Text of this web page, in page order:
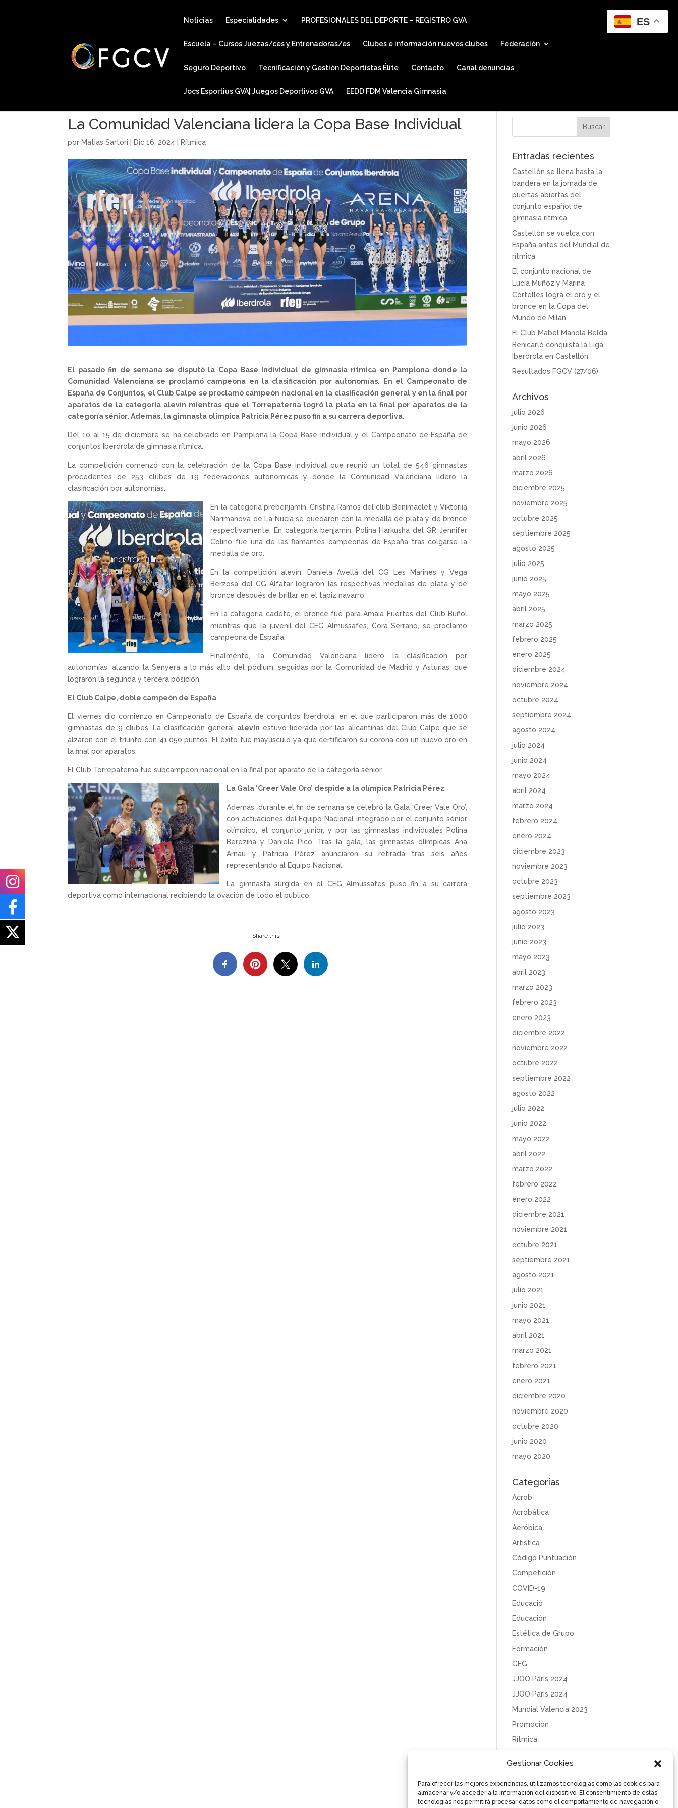
Gestionar Cookies
Para ofrecer las mejores experiencias, utilizamos tecnologías como las cookies para
almacenar y/o acceder a la información del dispositivo. El consentimiento de estas
tecnologías nos permitirá procesar datos como el comportamiento de navegación o
Noticias Especialidades PROFESIONALES DEL DEPORTE – REGISTRO GVA
Escuela – Cursos Juezas/ces y Entrenadoras/es Clubes e información nuevos clubes Federación
Seguro Deportivo Tecnificación y Gestión Deportistas Élite Contacto Canal denuncias
Jocs Esportius GVA| Juegos Deportivos GVA EEDD FDM Valencia Gimnasia
La Comunidad Valenciana lidera la Copa Base Individual
por Matias Sartori Dic 16, 2024 Rítmica
El pasado fin de semana se disputó la Copa Base Individual de gimnasia rítmica en Pamplona donde la
Comunidad Valenciana se proclamó campeona en la clasificación por autonomías. En el Campeonato de
España de Conjuntos, el Club Calpe se proclamó campeón nacional en la clasificación general y en la final por
aparatos de la categoría alevín mientras que el Torrepaterna logró la plata en la final por aparatos de la
categoría sénior. Además, la gimnasta olímpica Patricia Pérez puso fin a su carrera deportiva.
Del 10 al 15 de diciembre se ha celebrado en Pamplona la Copa Base individual y el Campeonato de España de
conjuntos Iberdrola de gimnasia rítmica.
La competición comenzó con la celebración de la Copa Base individual que reunió un total de 546 gimnastas
procedentes de 253 clubes de 19 federaciones autonómicas y donde la Comunidad Valenciana lideró la
clasificación por autonomías.
En la categoría prebenjamín, Cristina Ramos del club Benimaclet y Viktoriia
Narimanova de La Nucia se quedaron con la medalla de plata y de bronce
respectivamente. En categoría benjamín, Polina Harkusha del GR Jennifer
Colino fue una de las flamantes campeonas de España tras colgarse la
medalla de oro.
En la competición alevín, Daniela Avellá del CG Les Marines y Vega
Berzosa del CG Alfafar lograron las respectivas medallas de plata y de
bronce después de brillar en el tapiz navarro.
En la categoría cadete, el bronce fue para Amaia Fuertes del Club Buñol
mientras que la juvenil del CEG Almussafes, Cora Serrano, se proclamó
campeona de España.
Finalmente, la Comunidad Valenciana lideró la clasificación por
autonomías, alzando la Senyera a lo más alto del pódium, seguidas por la Comunidad de Madrid y Asturias, que
lograron la segunda y tercera posición.
El Club Calpe, doble campeón de España
El viernes dio comienzo en Campeonato de España de conjuntos Iberdrola, en el que participaron más de 1000
gimnastas de 9 clubes. La clasificación general alevín estuvo liderada por las alicantinas del Club Calpe que se
alzaron con el triunfo con 41.050 puntos. El éxito fue mayúsculo ya que certificaron su corona con un nuevo oro en
la final por aparatos.
El Club Torrepaterna fue subcampeón nacional en la final por aparato de la categoría sénior.
La Gala ‘Creer Vale Oro’ despide a la olímpica Patricia Pérez
Además, durante el fin de semana se celebró la Gala ‘Creer Vale Oro’,
con actuaciones del Equipo Nacional integrado por el conjunto sénior
olímpico, el conjunto júnior, y por las gimnastas individuales Polina
Berezina y Daniela Picó. Tras la gala, las gimnastas olímpicas Ana
Arnau y Patricia Pérez anunciaron su retirada tras seis años
representando al Equipo Nacional.
La gimnasta surgida en el CEG Almussafes puso fin a su carrera
deportiva como internacional recibiendo la ovación de todo el público.
Share this…
Entradas recientes
Castellón se llena hasta la
bandera en la jornada de
puertas abiertas del
conjunto español de
gimnasia rítmica
Castellón se vuelca con
España antes del Mundial de
rítmica
El conjunto nacional de
Lucía Muñoz y Marina
Cortelles logra el oro y el
bronce en la Copa del
Mundo de Milán
El Club Mabel Manola Belda
Benicarló conquista la Liga
Iberdrola en Castellón
Resultados FGCV (27/06)
Archivos
julio 2026
junio 2026
mayo 2026
abril 2026
marzo 2026
diciembre 2025
noviembre 2025
octubre 2025
septiembre 2025
agosto 2025
julio 2025
junio 2025
mayo 2025
abril 2025
marzo 2025
febrero 2025
enero 2025
diciembre 2024
noviembre 2024
octubre 2024
septiembre 2024
agosto 2024
julio 2024
junio 2024
mayo 2024
abril 2024
marzo 2024
febrero 2024
enero 2024
diciembre 2023
noviembre 2023
octubre 2023
septiembre 2023
agosto 2023
julio 2023
junio 2023
mayo 2023
abril 2023
marzo 2023
febrero 2023
enero 2023
diciembre 2022
noviembre 2022
octubre 2022
septiembre 2022
agosto 2022
julio 2022
junio 2022
mayo 2022
abril 2022
marzo 2022
febrero 2022
enero 2022
diciembre 2021
noviembre 2021
octubre 2021
septiembre 2021
agosto 2021
julio 2021
junio 2021
mayo 2021
abril 2021
marzo 2021
febrero 2021
enero 2021
diciembre 2020
noviembre 2020
octubre 2020
junio 2020
mayo 2020
Categorías
Acrob
Acrobática
Aeróbica
Artística
Código Puntuación
Competición
COVID-19
Educació
Educación
Estética de Grupo
Formación
GEG
JJOO París 2024
JJOO París 2024
Mundial Valencia 2023
Promoción
Rítmica
Tecnificación
Uncategorized
ES